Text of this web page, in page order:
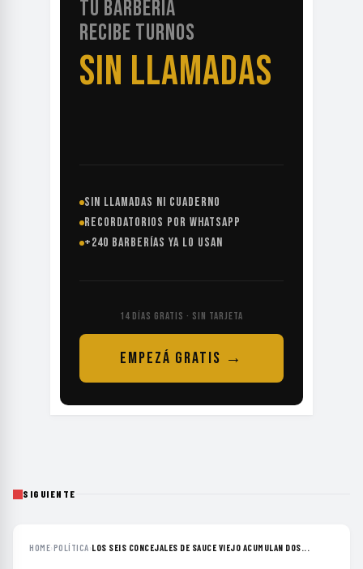
TU BARBERÍA
RECIBE TURNOS
SIN LLAMADAS
SIN LLAMADAS NI CUADERNO
RECORDATORIOS POR WHATSAPP
+240 BARBERÍAS YA LO USAN
14 DÍAS GRATIS · SIN TARJETA
EMPEZÁ GRATIS →
SIGUIENTE
HOME›POLÍTICA›LOS SEIS CONCEJALES DE SAUCE VIEJO ACUMULAN DOS...